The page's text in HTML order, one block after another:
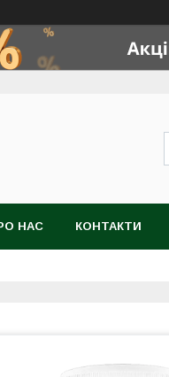
НАС КОНТАКТИ